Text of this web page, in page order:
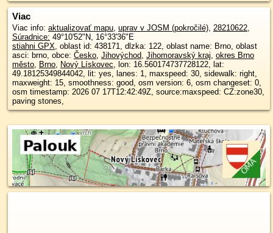
Viac
Viac info: aktualizovať mapu, uprav v JOSM (pokročilé), 28210622,
Súradnice: 49°10'52"N, 16°33'36"E
stiahni GPX, oblast id: 438171, dlzka: 122, oblast name: Brno, oblast
asci: brno, obce: Česko, Jihovýchod, Jihomoravský kraj, okres Brno
město, Brno, Nový Lískovec, lon: 16.560174737728122, lat:
49.18125349844042, lit: yes, lanes: 1, maxspeed: 30, sidewalk: right,
maxweight: 15, smoothness: good, osm version: 6, osm changeset: 0,
osm timestamp: 2026 07 17T12:42:49Z, source:maxspeed: CZ:zone30,
paving stones,